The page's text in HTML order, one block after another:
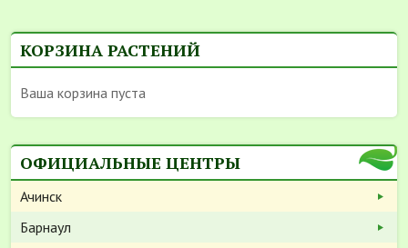
КОРЗИНА РАСТЕНИЙ
Ваша корзина пуста
ОФИЦИАЛЬНЫЕ ЦЕНТРЫ
Ачинск
Барнаул